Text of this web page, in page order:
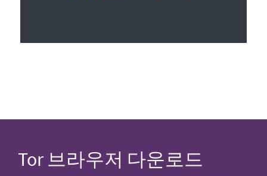
Tor 브라우저 다운로드